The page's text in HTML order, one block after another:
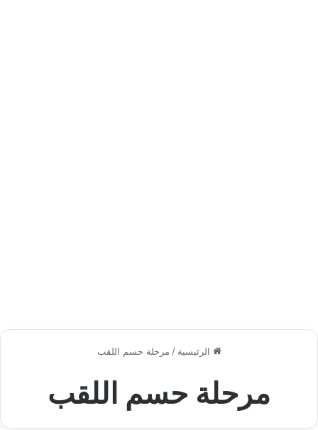
الرئيسية / مرحلة حسم اللقب
مرحلة حسم اللقب